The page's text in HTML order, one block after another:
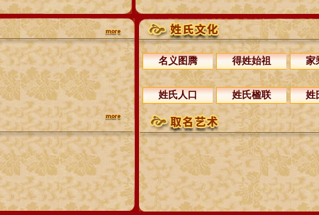
名义图腾 得姓始祖 家
姓氏人口 姓氏楹联 姓